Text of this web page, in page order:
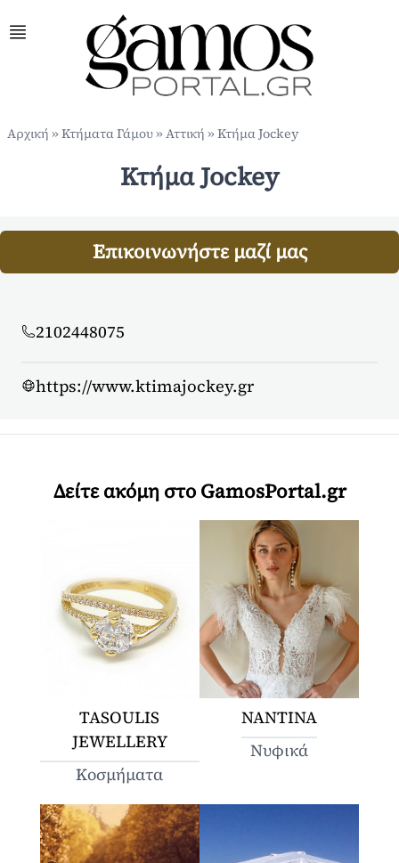
Αρχική »Κτήματα Γάμου»Αττική »Κτήμα Jockey
Κτήμα Jockey
Επικοινωνήστε μαζί μας
2102448075
https://www.ktimajockey.gr
Δείτε ακόμη στο GamosPortal.gr
TASOULIS
JEWELLERY
Κοσμήματα
ΝΑΝΤΙΝΑ
Νυφικά